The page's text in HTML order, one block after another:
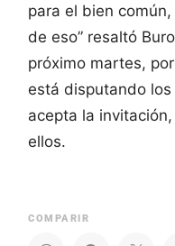
para el bien
de eso” resaltó
próximo martes,
está disputando
acepta la
ellos.
COMPARIR